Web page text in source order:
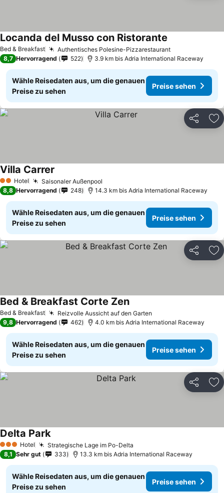
Bed & Breakfast Authentisches Polesine-PizzarestaurantPreise sehen
Locanda del Musso con Ristorante
8,7 Hervorragend 522 3.9 km bis Adria International Raceway
Wähle Reisedaten aus, um die genauen
Preise zu sehen
Preise sehen
Teilen
2 Sterne
Hotel Saisonaler Außenpool
Villa Carrer
8,8 Hervorragend 248 14.3 km bis Adria International Raceway
Wähle Reisedaten aus, um die genauen
Preise zu sehen
Preise sehen
Teilen
Bed & Breakfast Reizvolle Aussicht auf den Garten
Bed & Breakfast Corte ZenPreise sehen
9,8 Hervorragend 462 4.0 km bis Adria International Raceway
Wähle Reisedaten aus, um die genauen
Preise zu sehen
Preise sehen
Teilen
3 SterneHotel Strategische Lage im Po-Delta
Delta ParkPreise sehen
8,1 Sehr gut 333 13.3 km bis Adria International Raceway
Wähle Reisedaten aus, um die genauen
Preise zu sehen
Preise sehen